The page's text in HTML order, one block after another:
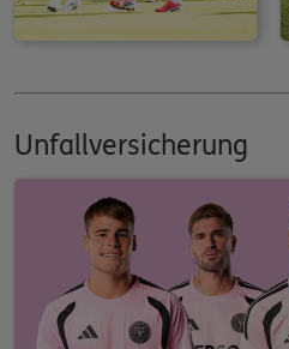
Unfallversicherung